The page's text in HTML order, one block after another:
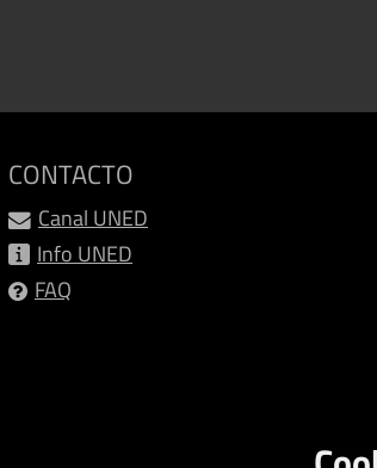
CONTACTO
Canal UNED
Info UNED
FAQ